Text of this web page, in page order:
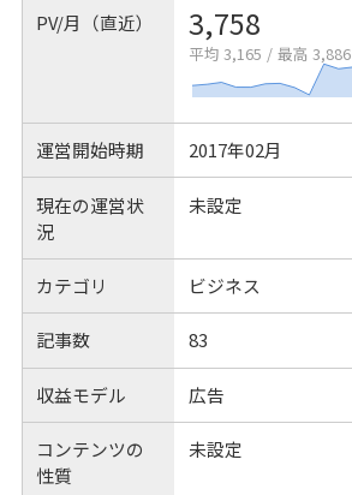
PV/月（直近） 3,758
平均 3,165 / 最高 3,886
運営開始時期 2017年02月
現在の運営状
況
未設定
カテゴリ ビジネス
記事数 83
収益モデル 広告
コンテンツの
性質
未設定